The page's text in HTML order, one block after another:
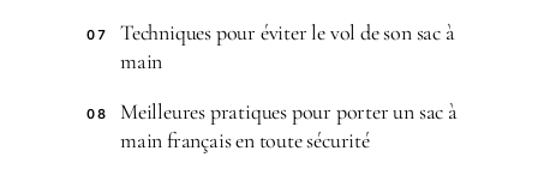
07
Techniques pour éviter le vol de son sac à
main
08
Meilleures pratiques pour porter un sac à
main français en toute sécurité